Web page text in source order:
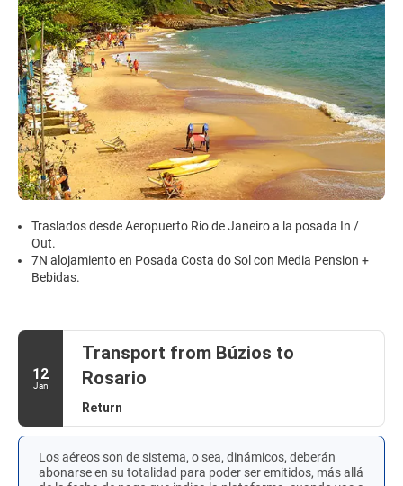
Traslados desde Aeropuerto Rio de Janeiro a la posada In /
Out.
7N alojamiento en Posada Costa do Sol con Media Pension +
Bebidas.
12
Jan
Transport from Búzios to
Rosario
Return
Los aéreos son de sistema, o sea, dinámicos, deberán
abonarse en su totalidad para poder ser emitidos, más allá